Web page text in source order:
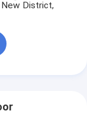
New District,